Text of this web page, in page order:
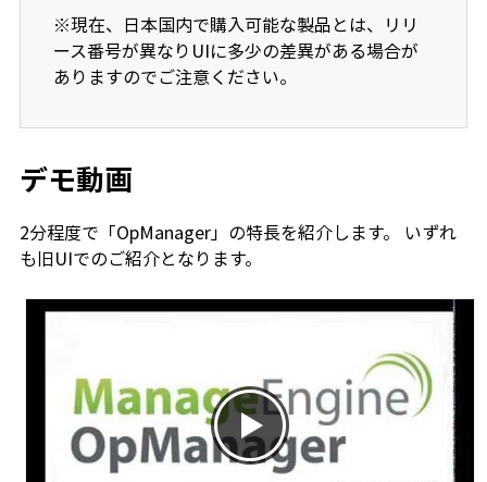
※現在、日本国内で購入可能な製品とは、リリ
ース番号が異なりUIに多少の差異がある場合が
ありますのでご注意ください。
デモ動画
2分程度で「OpManager」の特長を紹介します。 いずれ
も旧UIでのご紹介となります。